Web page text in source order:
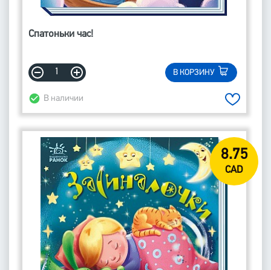
Спатоньки час!
В КОРЗИНУ
В наличии
8.75
CAD